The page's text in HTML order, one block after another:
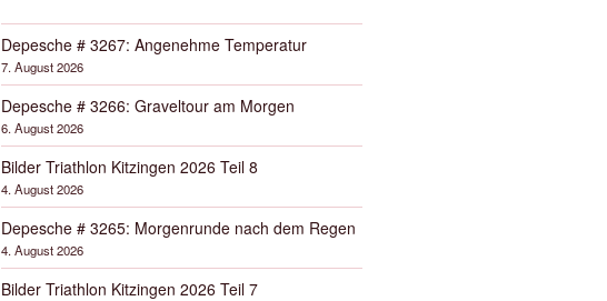
Depesche # 3267: Angenehme Temperatur
7. August 2026
Depesche # 3266: Graveltour am Morgen
6. August 2026
Bilder Triathlon Kitzingen 2026 Teil 8
4. August 2026
Depesche # 3265: Morgenrunde nach dem Regen
4. August 2026
Bilder Triathlon Kitzingen 2026 Teil 7